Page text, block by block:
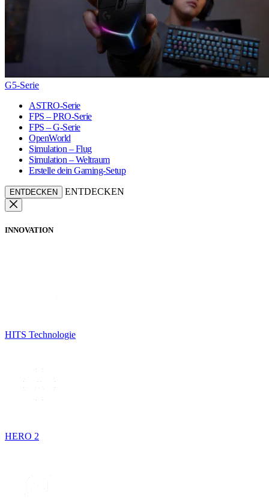
G5-Serie
ASTRO-Serie
FPS – PRO-Serie
FPS – G-Serie
OpenWorld
Simulation – Flug
Simulation – Weltraum
Erstelle dein Gaming-Setup
ENTDECKEN ENTDECKEN
INNOVATION
HITS Technologie
HERO 2